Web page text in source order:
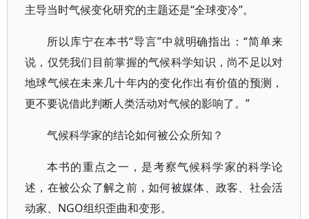
主导当时气候变化研究的主题还是“全球变冷”。
所以库宁在本书“导言”中就明确指出：“简单来
说，仅凭我们目前掌握的气候科学知识，尚不足以对
地球气候在未来几十年内的变化作出有价值的预测，
更不要说借此判断人类活动对气候的影响了。”
气候科学家的结论如何被公众所知？
本书的重点之一，是考察气候科学家的科学论
述，在被公众了解之前，如何被媒体、政客、社会活
动家、NGO组织歪曲和变形。